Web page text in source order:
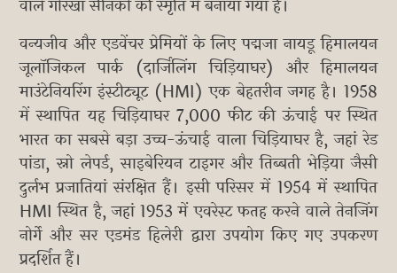
वाले गोरखा सैनिकों की स्मृति में बनाया गया है।
वन्यजीव और एडवेंचर प्रेमियों के लिए पद्मजा नायडू हिमालयन
जूलॉजिकल पार्क (दार्जिलिंग चिड़ियाघर) और हिमालयन
माउंटेनियरिंग इंस्टीट्यूट (HMI) एक बेहतरीन जगह है। 1958
में स्थापित यह चिड़ियाघर 7,000 फीट की ऊंचाई पर स्थित
भारत का सबसे बड़ा उच्च-ऊंचाई वाला चिड़ियाघर है, जहां रेड
पांडा, स्नो लेपर्ड, साइबेरियन टाइगर और तिब्बती भेड़िया जैसी
दुर्लभ प्रजातियां संरक्षित हैं। इसी परिसर में 1954 में स्थापित
HMI स्थित है, जहां 1953 में एवरेस्ट फतह करने वाले तेनजिंग
नोर्गे और सर एडमंड हिलेरी द्वारा उपयोग किए गए उपकरण
प्रदर्शित हैं।